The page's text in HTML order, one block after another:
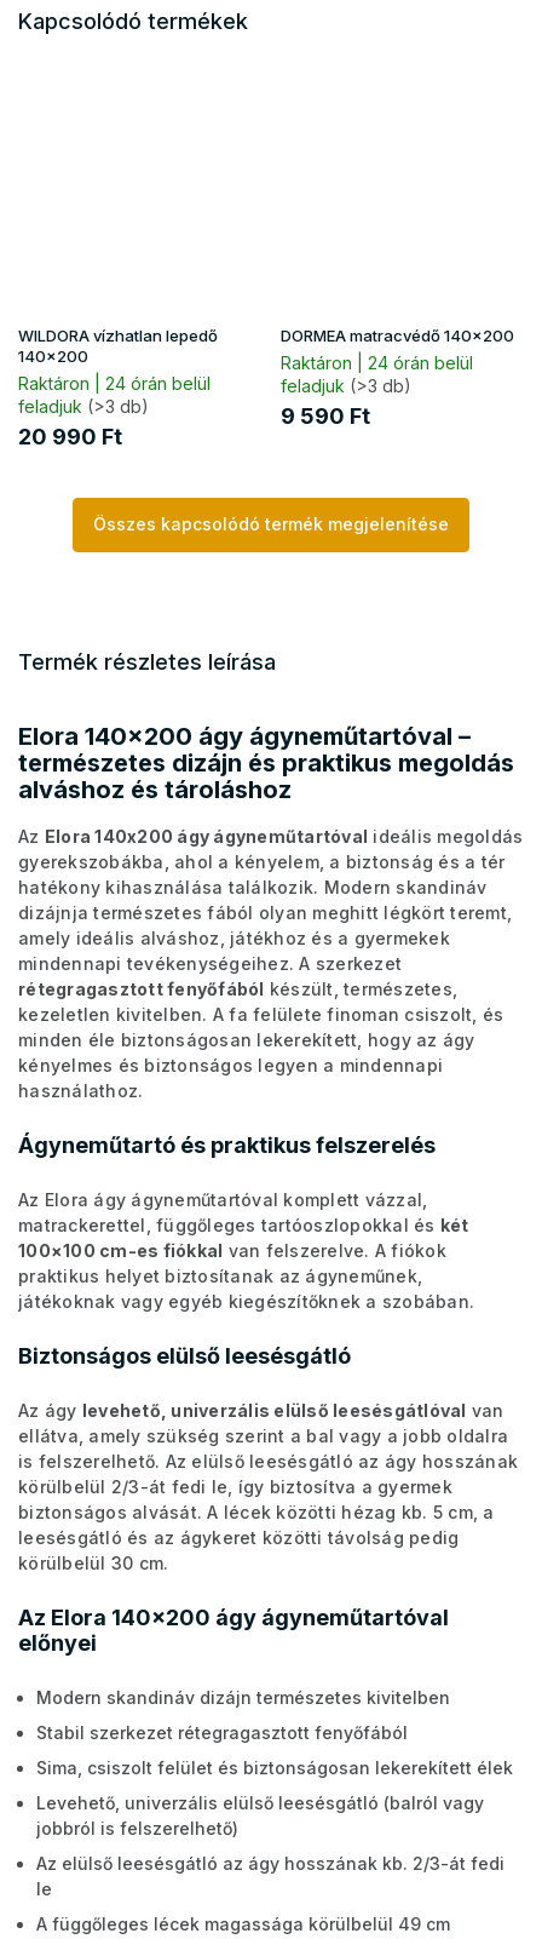
Kapcsolódó termékek
WILDORA vízhatlan lepedő
140x200
Raktáron | 24 órán belül
feladjuk (>3 db)
20 990 Ft
DORMEA matracvédő 140x200
Raktáron | 24 órán belül
feladjuk (>3 db)
9 590 Ft
Összes kapcsolódó termék megjelenítése
Termék részletes leírása
Elora 140x200 ágy ágyneműtartóval –
természetes dizájn és praktikus megoldás
alváshoz és tároláshoz
Az Elora 140x200 ágy ágyneműtartóval ideális megoldás
gyerekszobákba, ahol a kényelem, a biztonság és a tér
hatékony kihasználása találkozik. Modern skandináv
dizájnja természetes fából olyan meghitt légkört teremt,
amely ideális alváshoz, játékhoz és a gyermekek
mindennapi tevékenységeihez. A szerkezet
rétegragasztott fenyőfából készült, természetes,
kezeletlen kivitelben. A fa felülete finoman csiszolt, és
minden éle biztonságosan lekerekített, hogy az ágy
kényelmes és biztonságos legyen a mindennapi
használathoz.
Ágyneműtartó és praktikus felszerelés
Az Elora ágy ágyneműtartóval komplett vázzal,
matrackerettel, függőleges tartóoszlopokkal és két
100×100 cm-es fiókkal van felszerelve. A fiókok
praktikus helyet biztosítanak az ágyneműnek,
játékoknak vagy egyéb kiegészítőknek a szobában.
Biztonságos elülső leesésgátló
Az ágy levehető, univerzális elülső leesésgátlóval van
ellátva, amely szükség szerint a bal vagy a jobb oldalra
is felszerelhető. Az elülső leesésgátló az ágy hosszának
körülbelül 2/3-át fedi le, így biztosítva a gyermek
biztonságos alvását. A lécek közötti hézag kb. 5 cm, a
leesésgátló és az ágykeret közötti távolság pedig
körülbelül 30 cm.
Az Elora 140x200 ágy ágyneműtartóval
előnyei
Modern skandináv dizájn természetes kivitelben
Stabil szerkezet rétegragasztott fenyőfából
Sima, csiszolt felület és biztonságosan lekerekített élek
Levehető, univerzális elülső leesésgátló (balról vagy
jobbról is felszerelhető)
Az elülső leesésgátló az ágy hosszának kb. 2/3-át fedi
le
A függőleges lécek magassága körülbelül 49 cm